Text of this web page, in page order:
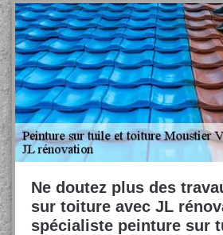
Ne doutez plus des
sur toiture avec JL
spécialiste peinture sur